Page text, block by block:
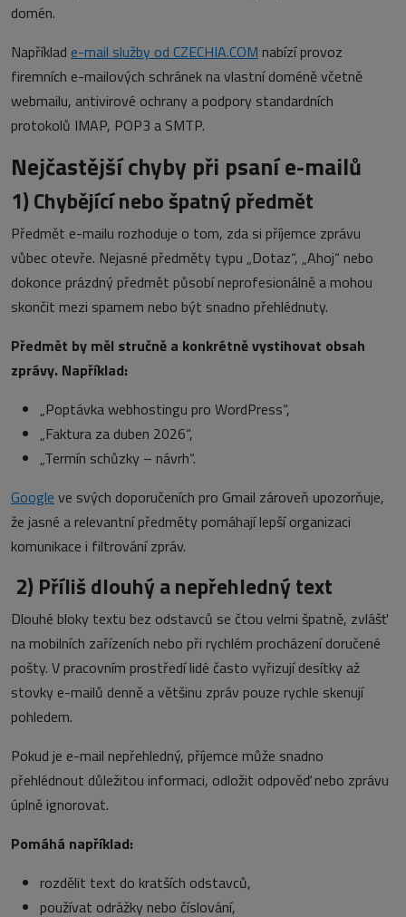
domén.
Například e-mail služby od CZECHIA.COM nabízí provoz
firemních e-mailových schránek na vlastní doméně včetně
webmailu, antivirové ochrany a podpory standardních
protokolů IMAP, POP3 a SMTP.
Nejčastější chyby při psaní e-mailů
1)Chybějící nebo špatný předmět
Předmět e-mailu rozhoduje o tom, zda si příjemce zprávu
vůbec otevře. Nejasné předměty typu „Dotaz“, „Ahoj“ nebo
dokonce prázdný předmět působí neprofesionálně a mohou
skončit mezi spamem nebo být snadno přehlédnuty.
Předmět by měl stručně a konkrétně vystihovat obsah
zprávy. Například:
„Poptávka webhostingu pro WordPress“,
„Faktura za duben 2026“,
„Termín schůzky – návrh“.
Google ve svých doporučeních pro Gmail zároveň upozorňuje,
že jasné a relevantní předměty pomáhají lepší organizaci
komunikace i filtrování zpráv.
2) Příliš dlouhý a nepřehledný text
Dlouhé bloky textu bez odstavců se čtou velmi špatně, zvlášť
na mobilních zařízeních nebo při rychlém procházení doručené
pošty. V pracovním prostředí lidé často vyřizují desítky až
stovky e-mailů denně a většinu zpráv pouze rychle skenují
pohledem.
Pokud je e-mail nepřehledný, příjemce může snadno
přehlédnout důležitou informaci, odložit odpověď nebo zprávu
úplně ignorovat.
Pomáhá například:
rozdělit text do kratších odstavců,
používat odrážky nebo číslování,